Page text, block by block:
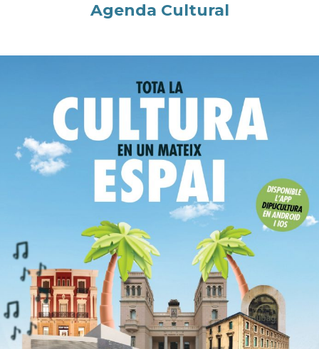
Agenda Cultural